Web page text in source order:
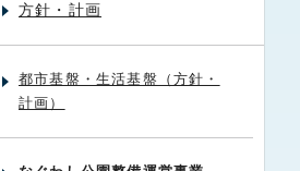
方針・計画
都市基盤・生活基盤（方針・
計画）